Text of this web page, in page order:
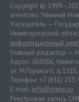
Copyright ©
агентство "Нижний
Учредитель —
Нижегородской
информационный
Главный редактор —
Адрес: 603006,
ул. М.Горького,
Телефон: +7 (831)
E-mail: info@niann.ru
Реестровая запись